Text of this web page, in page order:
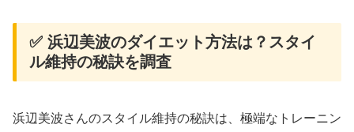
✅ 浜辺美波のダイエット方法は？スタイ
ル維持の秘訣を調査
浜辺美波さんのスタイル維持の秘訣は、極端なトレーニン